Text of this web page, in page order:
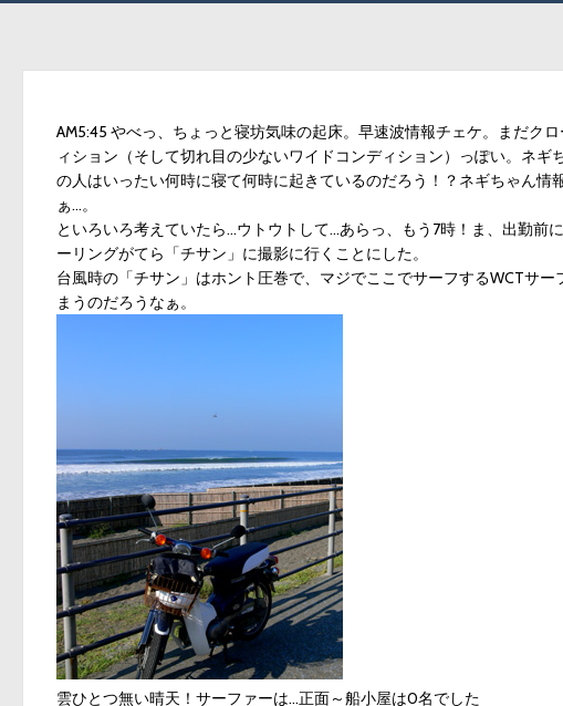
AM5:45 やべっ、ちょっと寝坊気味の起床。早速波情報チェケ。まだク
ィション（そして切れ目の少ないワイドコンディション）っぽい。ネ
の人はいったい何時に寝て何時に起きているのだろう！？ネギちゃん
ぁ…。
といろいろ考えていたら…ウトウトして…あらっ、もう7時！ま、出勤前
ーリングがてら「チサン」に撮影に行くことにした。
台風時の「チサン」はホント圧巻で、マジでここでサーフするWCTサ
まうのだろうなぁ。
雲ひとつ無い晴天！サーファーは…正面～船小屋は0名でした